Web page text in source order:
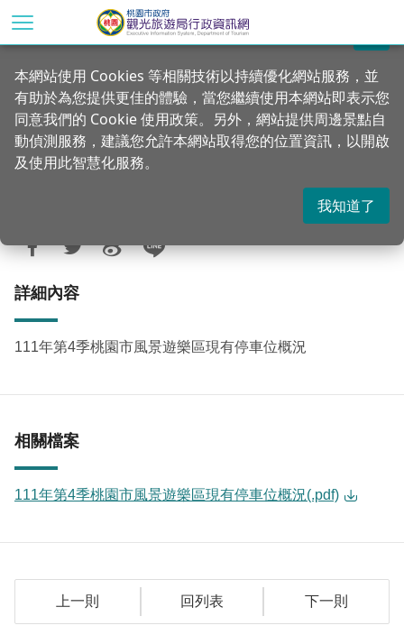
到
首頁 統計專區 公務統計方案
111年第4季桃園市風景遊樂區現有停車位
概況
1176
詳細內容
111年第4季桃園市風景遊樂區現有停車位概況
相關檔案
111年第4季桃園市風景遊樂區現有停車位概況(.pdf)
上一則 回列表 下一則
關閉
本網站使用 Cookies 等相關技術以持續優化網站服務，並
有助於為您提供更佳的體驗，當您繼續使用本網站即表示您
同意我們的 Cookie 使用政策。另外，網站提供周邊景點自
動偵測服務，建議您允許本網站取得您的位置資訊，以開啟
及使用此智慧化服務。
我知道了